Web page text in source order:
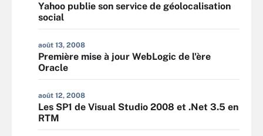
Yahoo publie son service de géolocalisation
social
août 13, 2008
Première mise à jour WebLogic de l'ère
Oracle
août 12, 2008
Les SP1 de Visual Studio 2008 et .Net 3.5 en
RTM